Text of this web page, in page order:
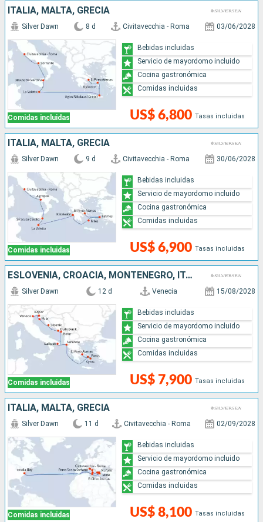
ITALIA, MALTA, GRECIA
Comidas incluidas
Silver Dawn 8 d Civitavecchia - Roma 03/06/2028
US$ 6,800 Tasas incluidas
Bebidas incluidas
Servicio de mayordomo incluido
Cocina gastronómica
Comidas incluidas
ITALIA, MALTA, GRECIA
Comidas incluidas
Silver Dawn 9 d Civitavecchia - Roma 30/06/2028
US$ 6,900 Tasas incluidas
Bebidas incluidas
Servicio de mayordomo incluido
Cocina gastronómica
Comidas incluidas
ESLOVENIA, CROACIA, MONTENEGRO, ITALIA, ALBANIA, GRECIA
Comidas incluidas
Silver Dawn 12 d Venecia 15/08/2028
US$ 7,900 Tasas incluidas
Bebidas incluidas
Servicio de mayordomo incluido
Cocina gastronómica
Comidas incluidas
ITALIA, MALTA, GRECIA
Comidas incluidas
Silver Dawn 11 d Civitavecchia - Roma 02/09/2028
US$ 8,100 Tasas incluidas
Bebidas incluidas
Servicio de mayordomo incluido
Cocina gastronómica
Comidas incluidas